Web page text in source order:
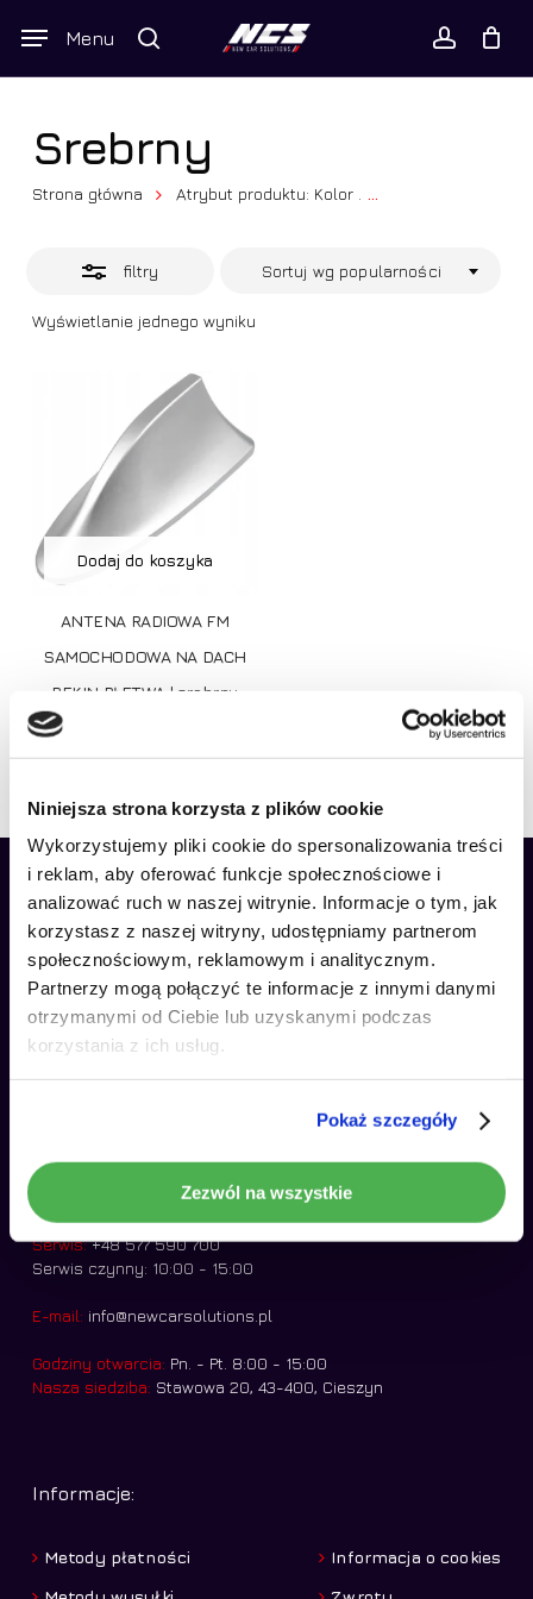
Niniejsza strona korzysta z plików cookie
Wykorzystujemy pliki cookie do spersonalizowania treści
i reklam, aby oferować funkcje społecznościowe i
analizować ruch w naszej witrynie. Informacje o tym, jak
korzystasz z naszej witryny, udostępniamy partnerom
społecznościowym, reklamowym i analitycznym.
Partnerzy mogą połączyć te informacje z innymi danymi
otrzymanymi od Ciebie lub uzyskanymi podczas
korzystania z ich usług.
Pokaż szczegóły
Zezwól na wszystkie
Wyszukiwarka
produktów
search account
Menu
Twój koszyk Close
Brak produktów w koszyku.
Idź do sklepu
Srebrny
Strona główna Atrybut produktu: Kolor ...
filtry
Wyświetlanie jednego wyniku
Sortuj wg popularności
Close
Dodaj do koszyka
ANTENA RADIOWA FM
SAMOCHODOWA NA DACH
REKIN PŁETWA | srebrny
Jeżeli mają Państwo jakiekolwiek wątpliwości lub pytania
związane z naszymi produktami, to zapraszamy do kontaktu!
Kontakt:
Sklep:+48 570 626 021
Serwis:+48 577 590 700
Serwis czynny: 10:00 - 15:00
E-mail: info@newcarsolutions.pl
Godziny otwarcia: Pn. - Pt. 8:00 - 15:00
Nasza siedziba: Stawowa 20, 43-400, Cieszyn
Informacje:
Metody płatności
Informacja o cookies